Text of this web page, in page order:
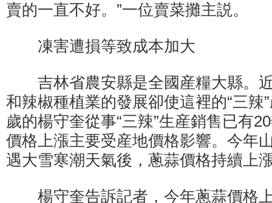
賣的一直不好。”一位賣菜攤主説。
凍害遭損等致成本加大
吉林省農安縣是全國産糧大縣。
和辣椒種植業的發展卻使這裡的“三辣
歲的楊守奎從事“三辣”生産銷售已有
價格上漲主要受産地價格影響。今年
遇大雪寒潮天氣後，蔥蒜價格持續上
楊守奎告訴記者，今年蔥蒜價格